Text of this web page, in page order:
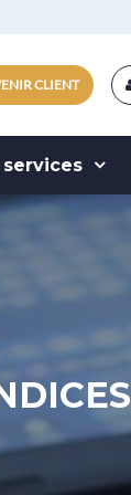
CLIENT